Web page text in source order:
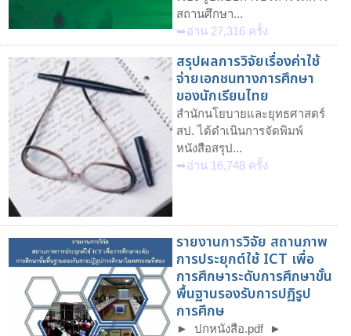
สถานศึกษา...
➥อ่าน 27,316 ครั้ง
สรุปผลการวิจัยเรื่องค่าใช้
จ่ายเอกชนทางการศึกษา
ของนักเรียนไทย
สำนักนโยบายและยุทธศาสตร์
สป. ได้ดำเนินการจัดพิมพ์
หนังสือสรุป...
➥อ่าน 16,748 ครั้ง
รายงานการวิจัย สถานภาพ
การประยุกต์ใช้ ICT เพื่อ
การศึกษาระดับการศึกษาขั้น
พื้นฐานรองรับการปฏิรูป
การศึกษ
► ปกหนังสือ.pdf ►